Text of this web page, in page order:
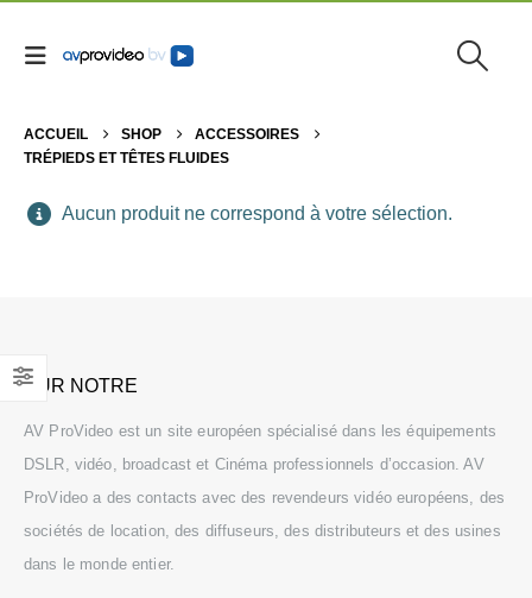
ACCUEIL SHOP
ACCESSOIRES
TRÉPIEDS ET TÊTES FLUIDES
Aucun produit ne correspond à votre sélection.
SUR NOTRE
AV ProVideo est un site européen spécialisé dans les équipements
DSLR, vidéo, broadcast et Cinéma professionnels d’occasion. AV
ProVideo a des contacts avec des revendeurs vidéo européens, des
sociétés de location, des diffuseurs, des distributeurs et des usines
dans le monde entier.